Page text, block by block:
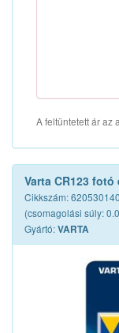
A feltüntetett ár az
Varta CR123
Cikkszám:
(csomagolási súly:
Gyártó:VARTA